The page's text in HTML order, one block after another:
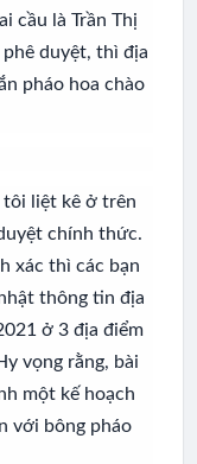
cầu là Trần Thị
phê duyệt, thì địa
pháo hoa chào
tôi liệt kê ở trên
chính thức.
xác thì các bạn
thông tin địa
ở 3 địa điểm
vọng rằng, bài
một kế hoạch
với bông pháo